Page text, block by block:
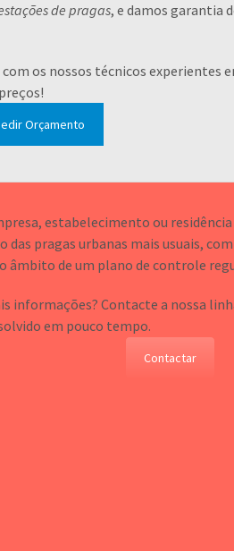
de pragas, e damos garantia
os nossos técnicos experientes
Orçamento
estabelecimento ou
das pragas urbanas mais usuais,
âmbito de um plano de controle
informações? Contacte a nossa
em pouco tempo.
Contactar